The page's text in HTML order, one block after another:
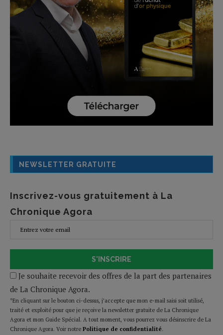
NEWSLETTER GRATUITE
Inscrivez-vous gratuitement à La
Chronique Agora
S'INSCRIRE
Je souhaite recevoir des offres de la part des partenaires
de La Chronique Agora.
*En cliquant sur le bouton ci-dessus, j’accepte que mon e-mail saisi soit utilisé,
traité et exploité pour que je reçoive la newsletter gratuite de La Chronique
Agora et mon Guide Spécial. A tout moment, vous pourrez vous désinscrire de La
Chronique Agora. Voir notre Politique de confidentialité.